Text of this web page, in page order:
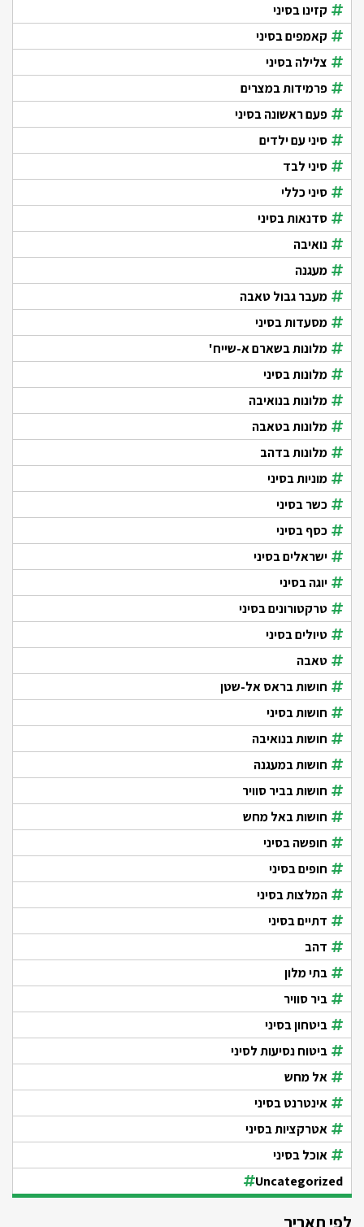
קזינו בסיני
קאמפים בסיני
צלילה בסיני
פרמידות במצרים
פעם ראשונה בסיני
סיני עם ילדים
סיני לבד
סיני כללי
סדנאות בסיני
נואיבה
מעגנה
מעבר גבול טאבה
מסעדות בסיני
מלונות בשארם א-שייח'
מלונות בסיני
מלונות בנואיבה
מלונות בטאבה
מלונות בדהב
מוניות בסיני
כשר בסיני
כסף בסיני
ישראלים בסיני
יוגה בסיני
טרקטורונים בסיני
טיולים בסיני
טאבה
חושות בראס אל-שטן
חושות בסיני
חושות בנואיבה
חושות במעגנה
חושות בביר סוויר
חושות באל מחש
חופשה בסיני
חופים בסיני
המלצות בסיני
דתיים בסיני
דהב
בתי מלון
ביר סוויר
ביטחון בסיני
ביטוח נסיעות לסיני
אל מחש
אינטרנט בסיני
אטרקציות בסיני
אוכל בסיני
Uncategorized
לפי תאריך